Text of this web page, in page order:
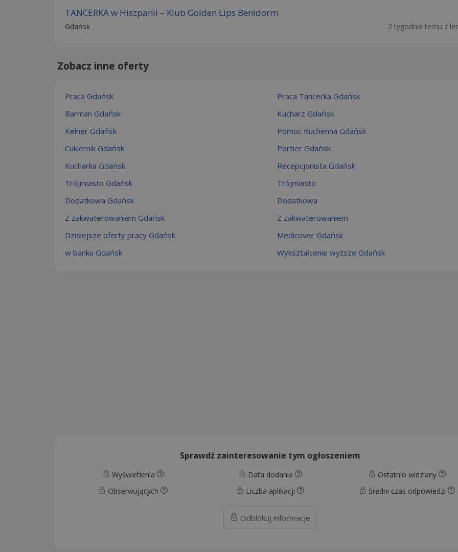
TANCERKA w Hiszpanii – Klub Golden Lips Benidorm
Gdańsk 2 tygodnie temu z
Zobacz inne oferty
Praca Gdańsk
Praca Tancerka Gdańsk
Barman Gdańsk
Kucharz Gdańsk
Kelner Gdańsk
Pomoc Kuchenna Gdańsk
Cukiernik Gdańsk
Portier Gdańsk
Kucharka Gdańsk
Recepcjonista Gdańsk
Trójmiasto Gdańsk
Trójmiasto
Dodatkowa Gdańsk
Dodatkowa
Z zakwaterowaniem Gdańsk
Z zakwaterowaniem
Dzisiejsze oferty pracy Gdańsk
Medicover Gdańsk
w banku Gdańsk
Wykształcenie wyższe Gdańsk
Sprawdź zainteresowanie tym ogłoszeniem
Wyświetlenia Data dodania
Ostatnio widziany
Obserwujących
Liczba aplikacji Średni czas odpowiedzi
Odblokuj informacje